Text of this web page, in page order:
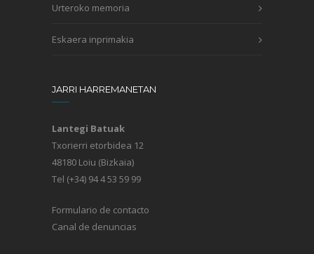
Urteroko memoria
Eskaera inprimakia
JARRI HARREMANETAN
Lantegi Batuak
Txorierri etorbidea 12
48180 Loiu (Bizkaia)
Tel (+34) 94 4 53 59 99
Formulario de contacto
Canal de denuncias